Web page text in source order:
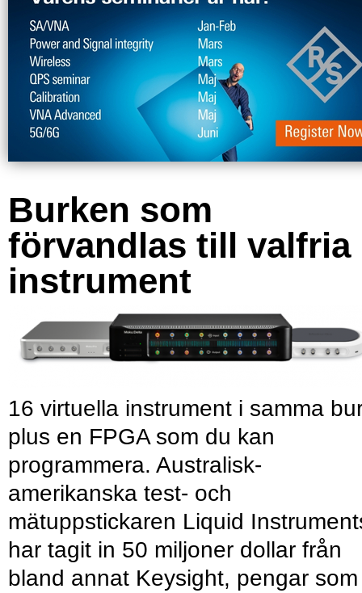
Burken som
förvandlas till valfria
instrument
16 virtuella instrument i samma
plus en FPGA som du kan
programmera. Australisk-
amerikanska test- och
mätuppstickaren Liquid
har tagit in 50 miljoner dollar från
bland annat Keysight, pengar som